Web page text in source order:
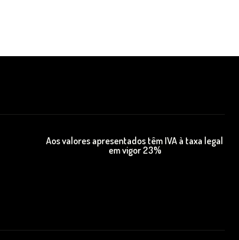
Aos valores apresentados têm IVA à taxa legal
em vigor 23%